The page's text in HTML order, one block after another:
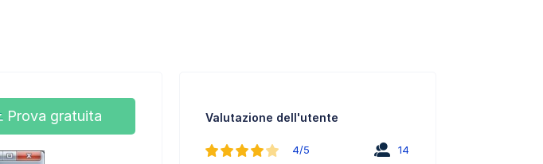
Prova gratuita Valutazione dell'utente
4/5 14